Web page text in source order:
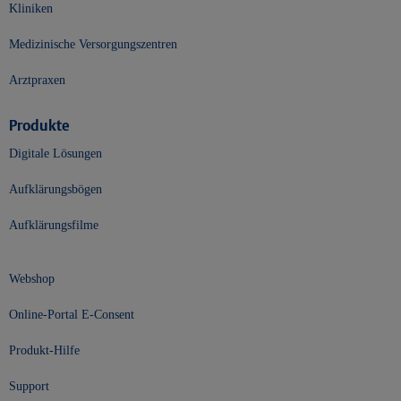
Kliniken
Medizinische Versorgungszentren
Arztpraxen
Produkte
Digitale Lösungen
Aufklärungsbögen
Aufklärungsfilme
Webshop
Online-Portal E-Consent
Produkt-Hilfe
Support